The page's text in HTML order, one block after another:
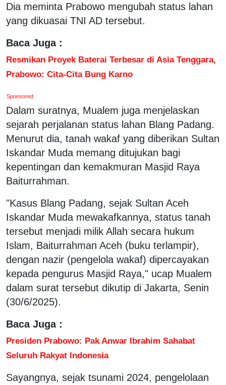
Dia meminta Prabowo mengubah status lahan
yang dikuasai TNI AD tersebut.
Baca Juga :
Resmikan Proyek Baterai Terbesar di Asia Tenggara,
Prabowo: Cita-Cita Bung Karno
Sponsored
Dalam suratnya, Mualem juga menjelaskan
sejarah perjalanan status lahan Blang Padang.
Menurut dia, tanah wakaf yang diberikan Sultan
Iskandar Muda memang ditujukan bagi
kepentingan dan kemakmuran Masjid Raya
Baiturrahman.
"Kasus Blang Padang, sejak Sultan Aceh
Iskandar Muda mewakafkannya, status tanah
tersebut menjadi milik Allah secara hukum
Islam, Baiturrahman Aceh (buku terlampir),
dengan nazir (pengelola wakaf) dipercayakan
kepada pengurus Masjid Raya," ucap Mualem
dalam surat tersebut dikutip di Jakarta, Senin
(30/6/2025).
Baca Juga :
Presiden Prabowo: Pak Anwar Ibrahim Sahabat
Seluruh Rakyat Indonesia
Sayangnya, sejak tsunami 2024, pengelolaan